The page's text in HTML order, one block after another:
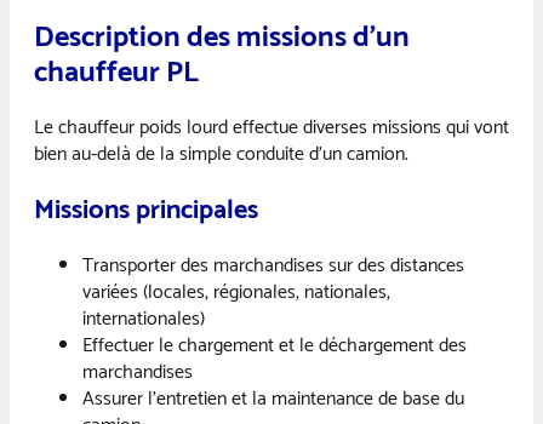
Description des missions d’un
chauffeur PL
Le chauffeur poids lourd effectue diverses missions qui vont
bien au-delà de la simple conduite d’un camion.
Missions principales
Transporter des marchandises sur des distances
variées (locales, régionales, nationales,
internationales)
Effectuer le chargement et le déchargement des
marchandises
Assurer l’entretien et la maintenance de base du